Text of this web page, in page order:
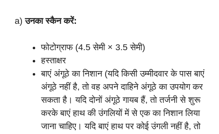
a) उनका स्कैन करें:
फोटोग्राफ (4.5 सेमी × 3.5 सेमी)
हस्ताक्षर
बाएं अंगूठे का निशान (यदि किसी उम्मीदवार के पास बाएं
अंगूठे नहीं है, तो वह अपने दाहिने अंगूठे का उपयोग कर
सकता है। यदि दोनों अंगूठे गायब हैं, तो तर्जनी से शुरू
करके बाएं हाथ की उंगलियों में से एक का निशान लिया
जाना चाहिए। यदि बाएं हाथ पर कोई उंगली नहीं है, तो